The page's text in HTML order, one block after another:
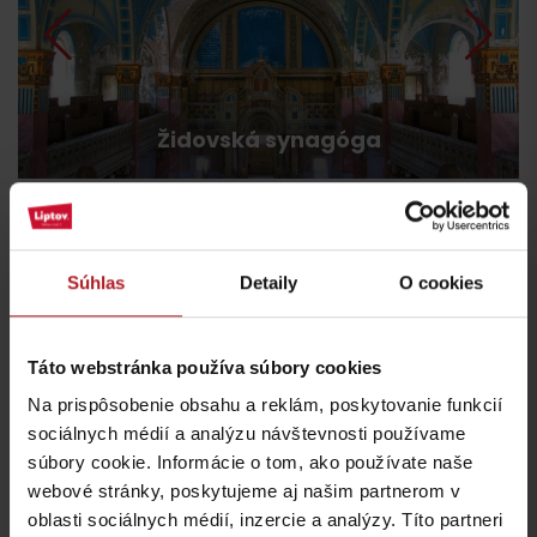
Súhlas Detaily O cookies
Táto webstránka používa súbory cookies
Na prispôsobenie obsahu a reklám, poskytovanie funkcií
sociálnych médií a analýzu návštevnosti používame
súbory cookie. Informácie o tom, ako používate naše
webové stránky, poskytujeme aj našim partnerom v
oblasti sociálnych médií, inzercie a analýzy. Títo partneri
Židovská synagóga
Nechajte sa očariť jednou z najväčších a
najštýlovejších synagóg Slovenska.
Jej secesnému interiéru dominujemodro-zlatá štuková výzdoba
celoročne na požiadanie
) nie je jedinou sakrálnou pamiatkou,
ktorá je sprístupnená na turistické prehliadky.
a auguste môžete navštíviť aj Kostolsv.Mikuláša,Kostol sv.
Petra z Alkantary
Evanjelický kostol
. Atmosféru Kostola sv.
Mikuláša v utorky umocňujú letné organové polhodinové koncerty.
navigovať všetky sakrálne pamiatky